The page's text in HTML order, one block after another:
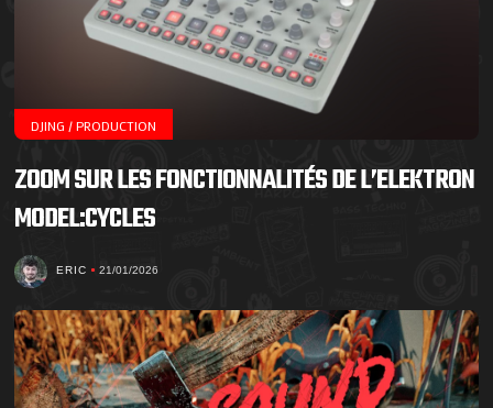
DJING / PRODUCTION
ZOOM SUR LES FONCTIONNALITÉS DE L’ELEKTRON
MODEL:CYCLES
ERIC 21/01/2026